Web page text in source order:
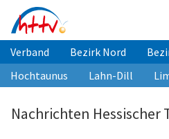
Inhalt
springen
Verband Bezirk Nord
Hochtaunus
Lahn-Dill
Nachrichten Hessischer